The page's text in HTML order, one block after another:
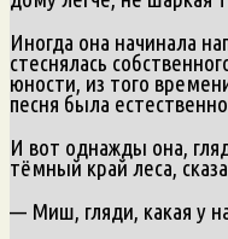
Иногда она начинала
стеснялась
юности, из того
песня была
И вот однажды она,
тёмный край леса,
— Миш, гляди, какая у